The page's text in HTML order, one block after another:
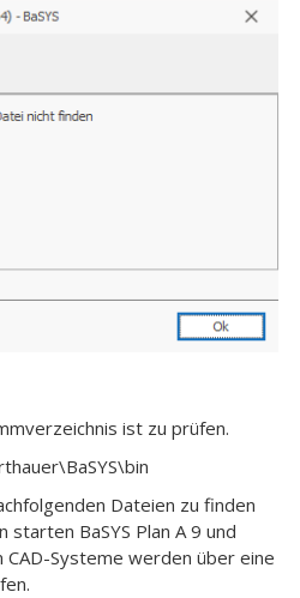
ist zu prüfen.
Dateien zu finden
starten BaSYS Plan A 9 und
CAD-Systeme werden über eine